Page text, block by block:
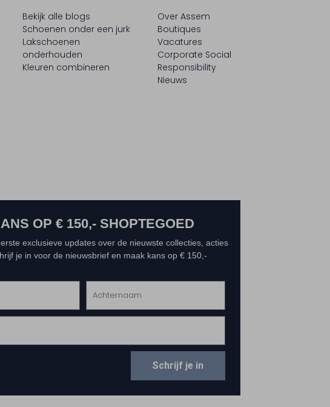
Bekijk alle blogs
Schoenen onder een jurk
Lakschoenen
onderhouden
Kleuren combineren
Over Assem
Boutiques
Vacatures
Corporate Social
Responsibility
Nieuws
OP € 150,- SHOPTEGOED
exclusieve updates over de nieuwste collecties, acties
je in voor de nieuwsbrief en maak kans op € 150,-
Schrijf je in